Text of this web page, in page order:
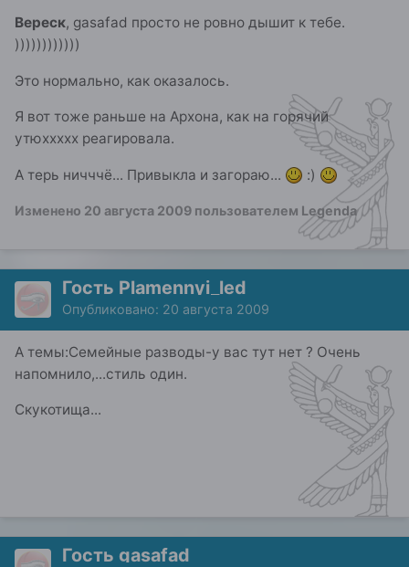
Вереск, gasafad просто не ровно дышит к тебе.
))))))))))))
Это нормально, как оказалось.
Я вот тоже раньше на Архона, как на горячий
утюххххх реагировала.
А терь ничччё... Привыкла и загораю... :)
Изменено 20 августа 2009 пользователем Legenda
Гость Plamennyi_led
Опубликовано: 20 августа 2009
А темы:Семейные разводы-у вас тут нет ? Очень
напомнило,...стиль один.
Скукотища...
Гость gasafad